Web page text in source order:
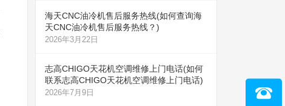
海天CNC油冷机售后服务热线(如何查询海
天CNC油冷机售后服务热线？)
2026年3月22日
志高CHIGO天花机空调维修上门电话(如何
联系志高CHIGO天花机空调维修上门电话)
2026年7月9日